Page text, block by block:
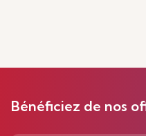
Bénéficiez de nos